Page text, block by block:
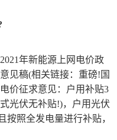
年新能源上网电价政
见稿(相关链接：重磅!国
价征求意见：户用补贴3
光伏无补贴!)，户用光伏
按照全发电量进行补贴，